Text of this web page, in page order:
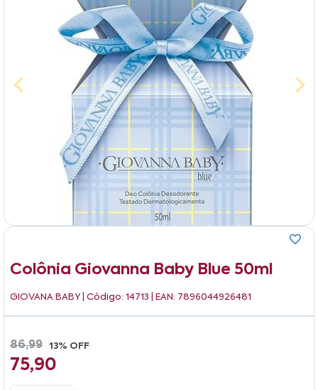
Colônia Giovanna Baby Blue 50ml
GIOVANA BABY | Código: 14713 | EAN: 7896044926481
86,99 13% OFF
75,90